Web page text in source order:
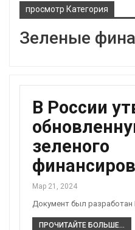
просмотр Категория
Зеленые
В России
зеленого
Мар 21, 2024
Документ был
ПРОЧИТАЙТЕ БОЛЬШЕ...